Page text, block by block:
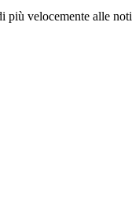
più velocemente alle